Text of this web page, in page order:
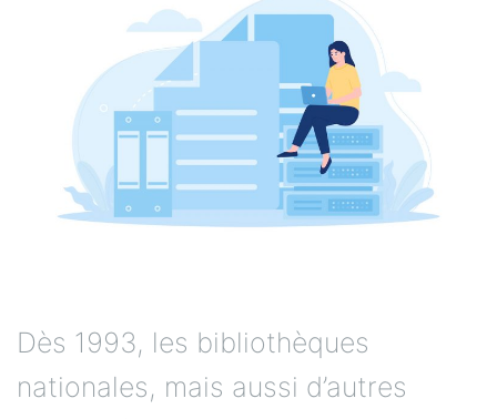
Dès 1993, les bibliothèques
nationales, mais aussi d’autres